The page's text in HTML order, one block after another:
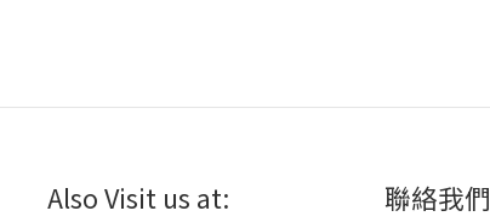
Also Visit us at: 聯絡我們